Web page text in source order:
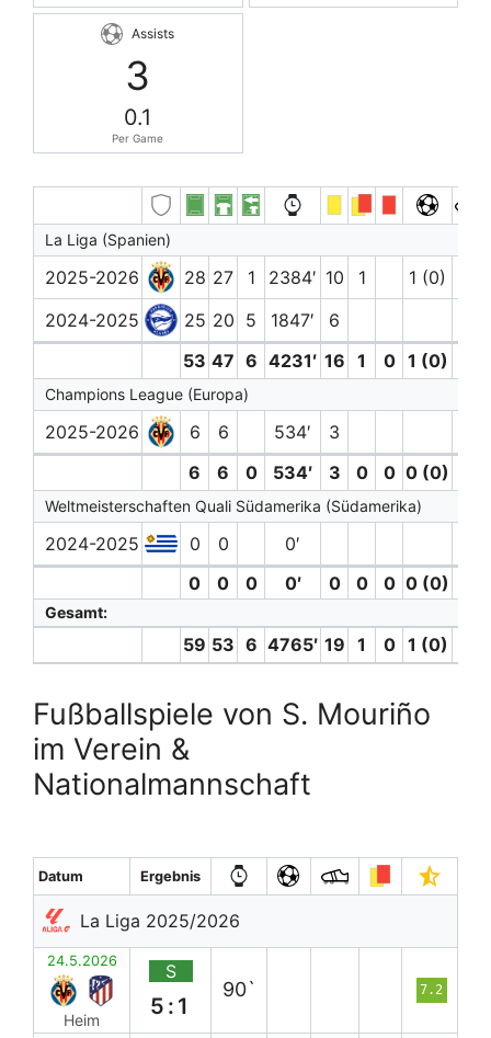
Assists
3
0.1
Per Game
La Liga (Spanien)
2025-2026 28 27 1 2384′ 10 1 1 (0)
2024-2025
25 20 5 1847′ 6
53 47 6 4231′ 16 1 0 1 (0)
Champions League (Europa)
2025-2026 6 6 534′
3
6
6 0 534′ 3 0 0 0 (0)
Weltmeisterschaften Quali Südamerika (Südamerika)
2024-2025 0 0
0′
0
0 0 0′ 0 0 0 0 (0)
Gesamt:
59 53 6 4765′ 19 1 0 1 (0)
Fußballspiele von S. Mouriño
im Verein &
Nationalmannschaft
Datum Ergebnis
La Liga 2025/2026
24.5.2026
Heim
S
5:1
90` 7.2